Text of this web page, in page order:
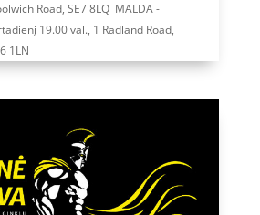
Road, SE7 8LQ MALDA -
19.00 val., 1 Radland Road,
1LN